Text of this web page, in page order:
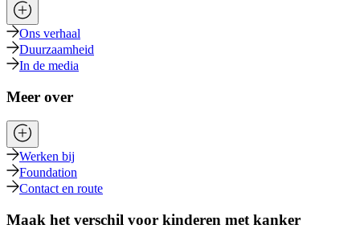
Ons verhaal
Duurzaamheid
In de media
Meer over
Werken bij
Foundation
Contact en route
Maak het verschil voor kinderen met kanker